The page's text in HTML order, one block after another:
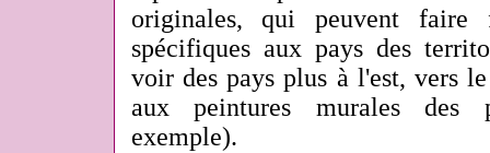
originales, qui peuvent
spécifiques aux pays des
voir des pays plus à l'est, vers
aux peintures murales des
exemple).